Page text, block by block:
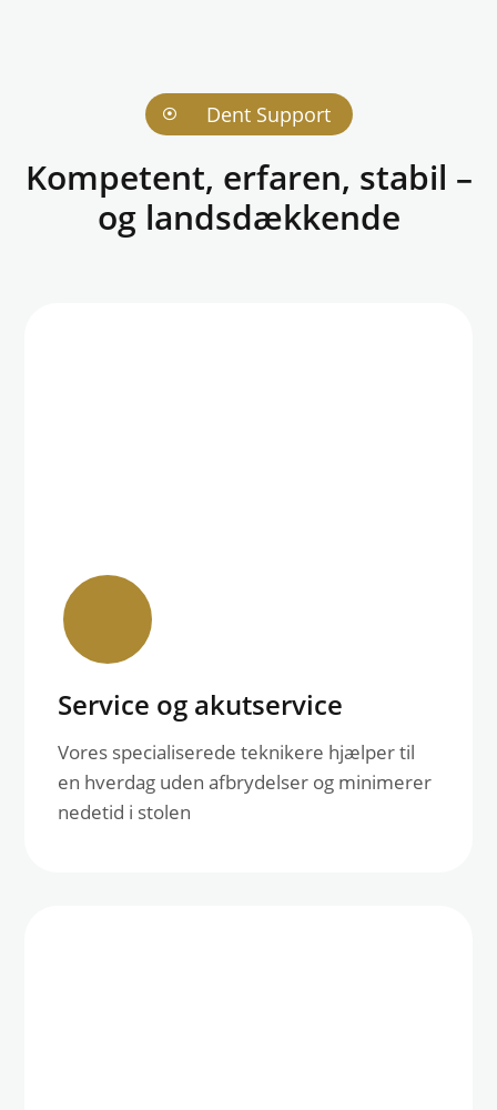
 Dent Support
Kompetent, erfaren, stabil –
og landsdækkende
Service og akutservice
Vores specialiserede teknikere hjælper til
en hverdag uden afbrydelser og minimerer
nedetid i stolen